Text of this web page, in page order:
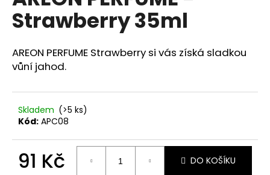
0,0
z
hvězdiček.
Strawberry 35ml
AREON PERFUME Strawberry si vás získá sladkou
vůní jahod.
Skladem (>5 ks)
Kód: APC08
91 Kč DO KOŠÍKU
a
j
í
t
HLEDAT